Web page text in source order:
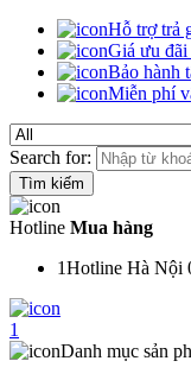
Hỗ trợ trả
Giá ưu đãi
Bảo hành
Miễn phí
Search for:
Hotline Mua hàng
1Hotline Hà Nội
1
Danh mục sản